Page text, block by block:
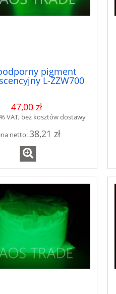
pigment
L-ZZW700
47,00 zł
VAT, bez kosztów dostawy
netto:38,21 zł